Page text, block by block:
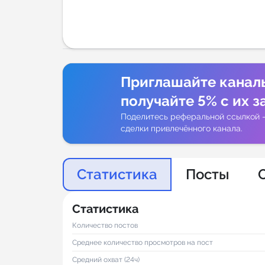
Приглашайте
получайте 5% с их
Поделитесь реферальной ссылкой
сделки привлечённого канала.
Статистика Посты
Статистика
Количество постов
Среднее количество просмотров на пост
Средний охват (24ч)